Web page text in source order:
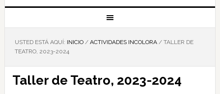
USTED ESTÁ AQUÍ: INICIO / ACTIVIDADES INCOLORA /TALLER DE
TEATRO, 2023-2024
Taller de Teatro, 2023-2024